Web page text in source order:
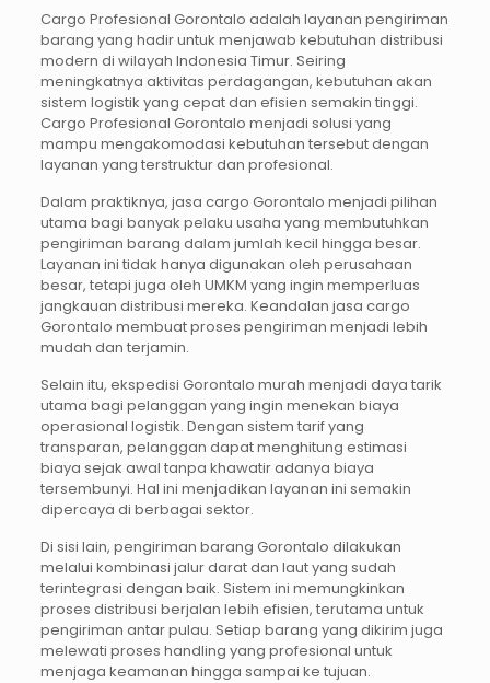
Cargo Profesional Gorontalo adalah layanan pengiriman
barang yang hadir untuk menjawab kebutuhan distribusi
modern di wilayah Indonesia Timur. Seiring
meningkatnya aktivitas perdagangan, kebutuhan akan
sistem logistik yang cepat dan efisien semakin tinggi.
Cargo Profesional Gorontalo menjadi solusi yang
mampu mengakomodasi kebutuhan tersebut dengan
layanan yang terstruktur dan profesional.
Dalam praktiknya, jasa cargo Gorontalo menjadi pilihan
utama bagi banyak pelaku usaha yang membutuhkan
pengiriman barang dalam jumlah kecil hingga besar.
Layanan ini tidak hanya digunakan oleh perusahaan
besar, tetapi juga oleh UMKM yang ingin memperluas
jangkauan distribusi mereka. Keandalan jasa cargo
Gorontalo membuat proses pengiriman menjadi lebih
mudah dan terjamin.
Selain itu, ekspedisi Gorontalo murah menjadi daya tarik
utama bagi pelanggan yang ingin menekan biaya
operasional logistik. Dengan sistem tarif yang
transparan, pelanggan dapat menghitung estimasi
biaya sejak awal tanpa khawatir adanya biaya
tersembunyi. Hal ini menjadikan layanan ini semakin
dipercaya di berbagai sektor.
Di sisi lain, pengiriman barang Gorontalo dilakukan
melalui kombinasi jalur darat dan laut yang sudah
terintegrasi dengan baik. Sistem ini memungkinkan
proses distribusi berjalan lebih efisien, terutama untuk
pengiriman antar pulau. Setiap barang yang dikirim juga
melewati proses handling yang profesional untuk
menjaga keamanan hingga sampai ke tujuan.